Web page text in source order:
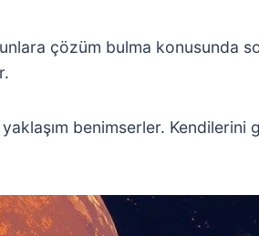
çözüm bulma konusunda
benimserler. Kendilerini